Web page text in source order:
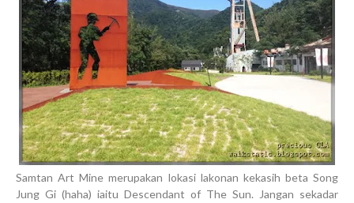
Samtan Art Mine merupakan lokasi lakonan kekasih beta Song
Jung Gi (haha) iaitu Descendant of The Sun. Jangan sekadar